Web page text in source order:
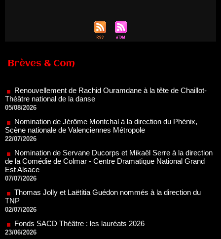
Brèves & Com
Renouvellement de Rachid Ouramdane à la tête de Chaillot-
05/08/2026
Nomination de Jérôme Montchal à la direction du Phénix,
Scène nationale de Valenciennes Métropole
22/07/2026
Nomination de Servane Ducorps et Mikaël Serre à la direction
de la Comédie de Colmar - Centre Dramatique National Grand
Est Alsace
07/07/2026
Thomas Jolly et Laëtitia Guédon nommés à la direction du
TNP
02/07/2026
Fonds SACD Théâtre : les lauréats 2026
23/06/2026
Dispositif ARTCENA Écrire pour le cirque, les lauréats 2026 !
20/06/2026